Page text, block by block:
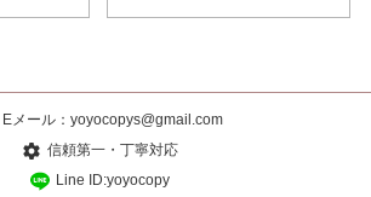
Eメール： yoyocopys@gmail.com
信頼第一・丁寧対応
Line ID:yoyocopy